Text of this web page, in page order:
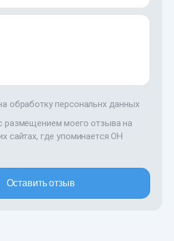
обработку персональнх данных
размещением моего отзыва на
сайтах, где упоминается ОН
Оставить отзыв